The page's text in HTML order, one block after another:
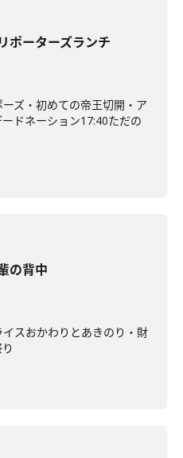
ーターズランチ
ズ・初めての帝王切開・ア
ドネーション17:40ただの
の背中
スおかわりとあきのり・財